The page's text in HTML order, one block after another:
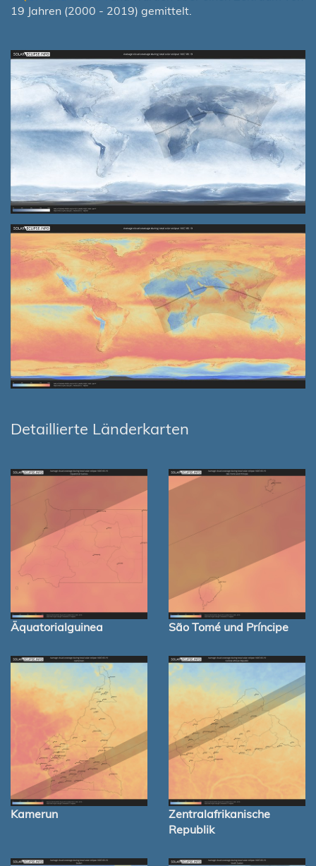
19 Jahren (2000 - 2019) gemittelt.
Detaillierte Länderkarten
Äquatorialguinea São Tomé und Príncipe
Kamerun
Zentralafrikanische
Republik